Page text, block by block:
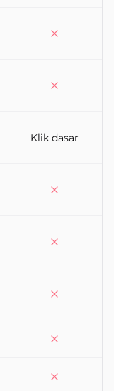
Klik dasar